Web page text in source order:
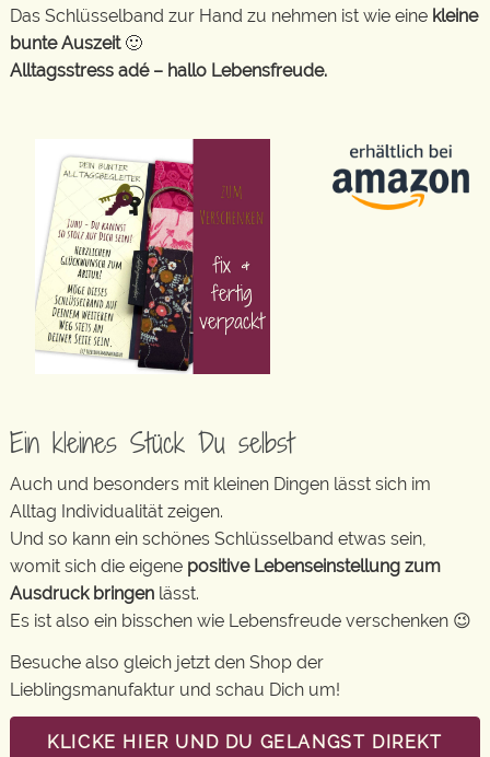
Das Schlüsselband zur Hand zu nehmen ist wie eine kleine
bunte Auszeit🙂
Alltagsstress adé – hallo Lebensfreude.
Ein kleines Stück Du selbst
Auch und besonders mit kleinen Dingen lässt sich im
Alltag Individualität zeigen.
Und so kann ein schönes Schlüsselband etwas sein,
womit sich die eigene positive Lebenseinstellung zum
Ausdruck bringen lässt.
Es ist also ein bisschen wie Lebensfreude verschenken 😉
Besuche also gleich jetzt den Shop der
Lieblingsmanufaktur und schau Dich um!
KLICKE HIER UND DU GELANGST DIREKT